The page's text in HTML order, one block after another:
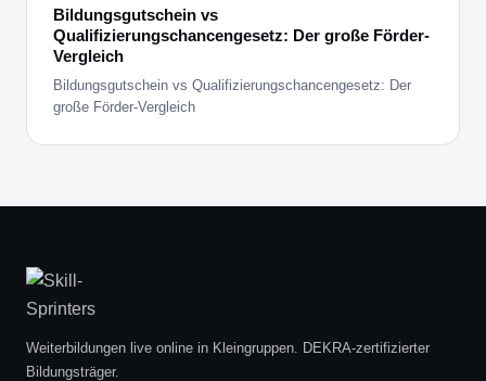
Bildungsgutschein vs
Qualifizierungschancengesetz: Der große Förder-
Vergleich
Bildungsgutschein vs Qualifizierungschancengesetz: Der
große Förder-Vergleich
Weiterbildungen live online in Kleingruppen. DEKRA-zertifizierter
Bildungsträger.